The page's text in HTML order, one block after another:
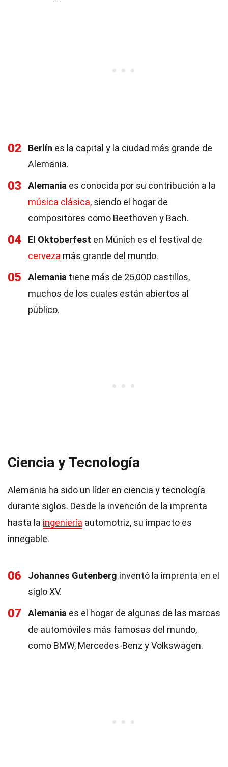
02 Berlín es la capital y la ciudad más grande de
Alemania.
03 Alemania es conocida por su contribución a la
música clásica, siendo el hogar de
compositores como Beethoven y Bach.
04 El Oktoberfest en Múnich es el festival de
cerveza más grande del mundo.
05 Alemania tiene más de 25,000 castillos,
muchos de los cuales están abiertos al
público.
Ciencia y Tecnología
Alemania ha sido un líder en ciencia y tecnología
durante siglos. Desde la invención de la imprenta
hasta la ingeniería automotriz, su impacto es
innegable.
06 Johannes Gutenberg inventó la imprenta en el
siglo XV.
07 Alemania es el hogar de algunas de las marcas
de automóviles más famosas del mundo,
como BMW, Mercedes-Benz y Volkswagen.